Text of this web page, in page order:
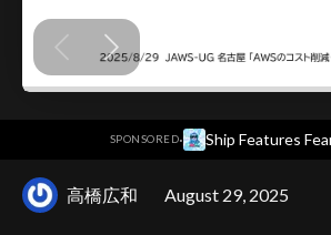
SPONSORED· Ship Features
高橋広和 August 29, 2025